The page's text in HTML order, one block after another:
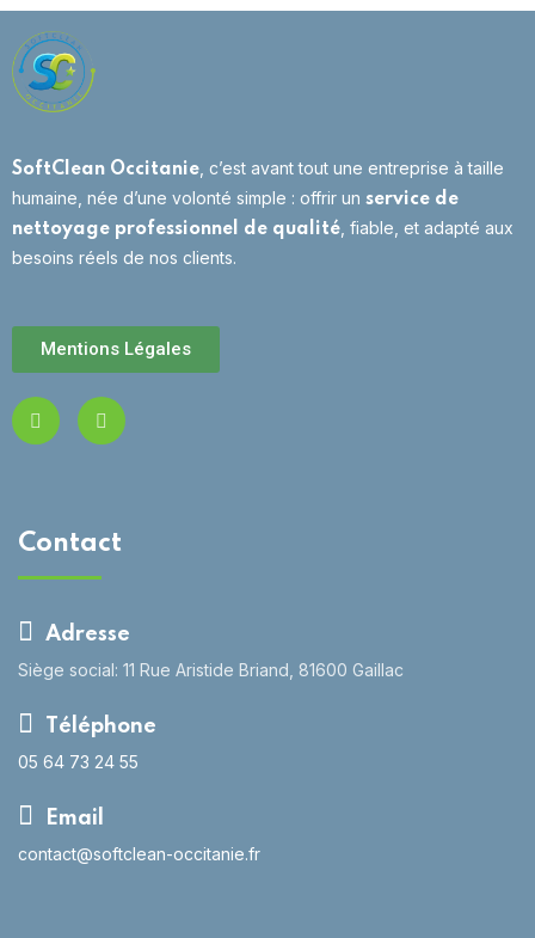
SoftClean Occitanie, c’est avant tout une entreprise à taille
humaine, née d’une volonté simple : offrir un service de
nettoyage professionnel de qualité, fiable, et adapté aux
besoins réels de nos clients.
Mentions Légales
Contact
Adresse
Siège social: 11 Rue Aristide Briand, 81600 Gaillac
Téléphone
05 64 73 24 55
Email
contact@softclean-occitanie.fr